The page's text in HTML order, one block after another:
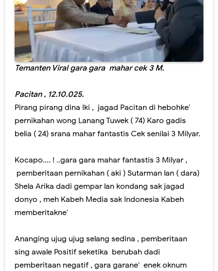
1 Muharam ujug ujug dadi budaya klenik sopo sing miwiti...?
Nanik Sudarti , Wartawan Senior Asal Madiun , Ditunjuk Presiden pimpin BGN.
Akhir para Pendengung ..!..yang Terlunta lunta akibat salah menclok...
Internet Rakyat hadir di Pacitan , hanya 100 ribu dapat 200 MBPS
Memahat kreatifitas dari alam: kala siswa SDN I Mendolo Kidul menyulap skill menjadi sebuah karya di FLS 2 N Pacitan.
Ojo tukang Selingkuh , model disiram Air Keras wis ditiru wong Pacitan, bakul tempe' nganti mlepuh..puh..
Dibalik Dapur tetep Ngebul ,ternyata ibu ibu berkawan ,, MEKAAR,,
PAERAN GENTELMAN SERTIFIKAT DIPERBAIKI
Bakul HP ketiban rejeki nomplok absen ASN sing molah malih.
Wapres Gibran & Raffi Ahmad Rumangsa Kagum ndelok Santri Santri Pondok Tremas.
Wapres Gibran Muk Ajak Foto Bareng Kades..kesusu arep nyang Trenggalek..
Temanten Viral gara gara mahar cek 3 M.
Pacitan , 12.10.025.
Pirang pirang dina Iki , jagad Pacitan di hebohke'
pernikahan wong Lanang Tuwek ( 74) Karo gadis
belia ( 24) srana mahar fantastis Cek senilai 3 Milyar.
Kocapo.... ! ..gara gara mahar fantastis 3 Milyar ,
pemberitaan pernikahan ( aki ) Sutarman lan ( dara)
Shela Arika dadi gempar lan kondang sak jagad
donyo , meh Kabeh Media sak Indonesia Kabeh
memberitakne'
Ananging ujug ujug selang sedina , pemberitaan
sing awale Positif seketika berubah dadi
pemberitaan negatif , gara garane' enek oknum